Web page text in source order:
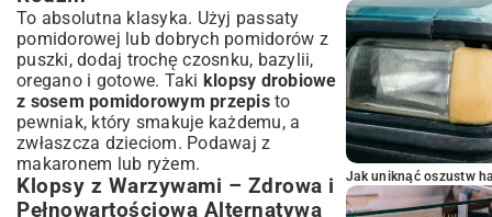
To absolutna klasyka. Użyj passaty
pomidorowej lub dobrych pomidorów z
puszki, dodaj trochę czosnku, bazylii,
oregano i gotowe. Taki klopsy drobiowe
z sosem pomidorowym przepisto
pewniak, który smakuje każdemu, a
zwłaszcza dzieciom. Podawaj z
makaronem lub ryżem.
Klopsy z Warzywami – Zdrowa i
Pełnowartościowa Alternatywa
Jak uniknąć oszustw